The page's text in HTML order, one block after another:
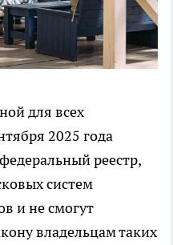
для всех
2025 года
реестр,
систем
и не смогут
владельцам таких